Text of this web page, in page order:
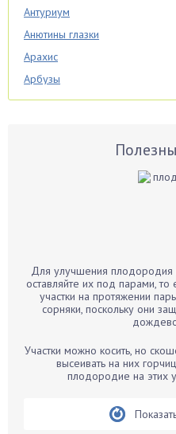
Антуриум
Анютины глазки
Арахис
Арбузы
Аспарагус
Бархатцы
Бегония
Бирючина
Бобовые
Для улучшения плодородия
оставляйте их под парами,
участки на протяжении
сорняки, поскольку они
Участки можно косить, но
высеивать на них
плодородие на этих